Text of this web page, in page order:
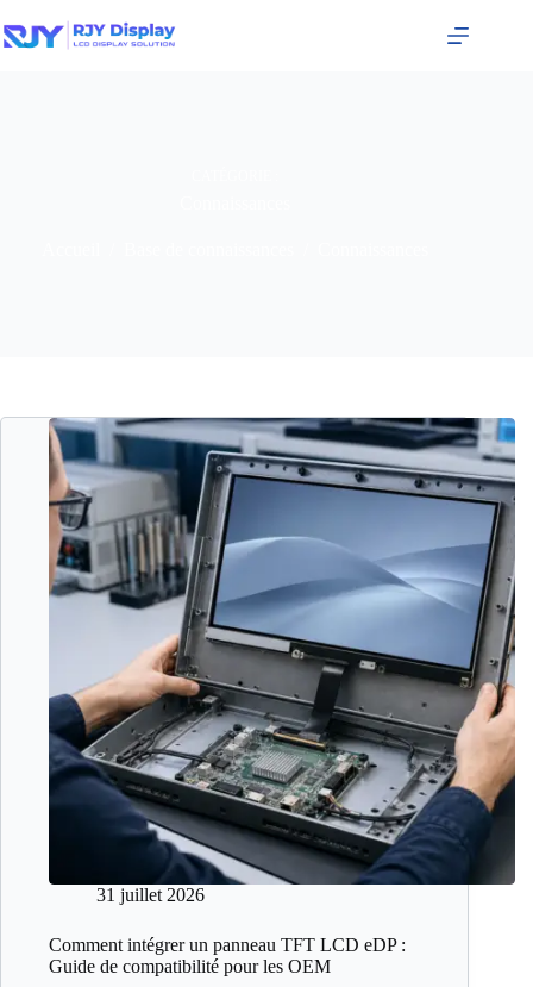
31 juillet 2026
Comment intégrer un panneau TFT LCD eDP :
Guide de compatibilité pour les OEM